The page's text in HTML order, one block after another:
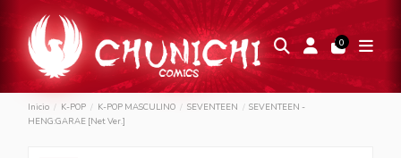
0
Inicio K-POP K-POP MASCULINO SEVENTEEN
SEVENTEEN -
HENG:GARAE [Net Ver.]